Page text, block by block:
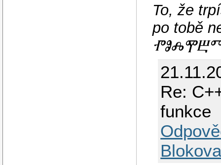
To, že
po tobě
Re:
funkce